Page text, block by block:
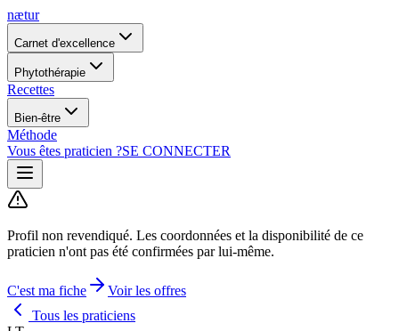
nætur
Carnet d'excellence
Phytothérapie
Recettes
Bien-être
Méthode
Vous êtes praticien ?SE CONNECTER
Profil non revendiqué. Les coordonnées et la disponibilité de ce
praticien n'ont pas été confirmées par lui-même.
C'est ma fiche
Voir les offres
Tous les praticiens